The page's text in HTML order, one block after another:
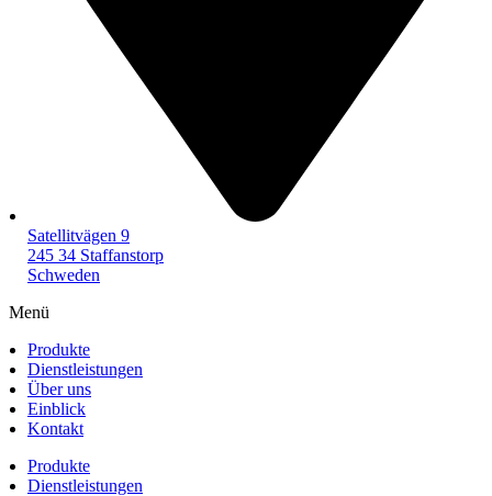
Satellitvägen 9
245 34 Staffanstorp
Schweden
Menü
Produkte
Dienstleistungen
Über uns
Einblick
Kontakt
Produkte
Dienstleistungen